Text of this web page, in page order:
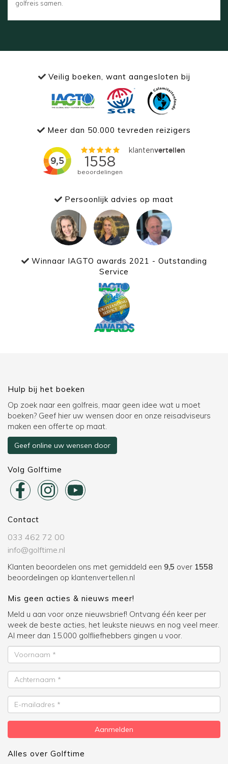
golfreis samen.
Veilig boeken, want aangesloten bij
Meer dan 50.000 tevreden reizigers
Persoonlijk advies op maat
Winnaar IAGTO awards 2021 - Outstanding
Service
Hulp bij het boeken
Op zoek naar een golfreis, maar geen idee wat u moet
boeken? Geef hier uw wensen door en onze reisadviseurs
maken een offerte op maat.
Geef online uw wensen door
Volg Golftime
Contact
033 462 72 00
info@golftime.nl
Klanten beoordelen ons met gemiddeld een 9,5 over 1558
beoordelingen op klantenvertellen.nl
Mis geen acties & nieuws meer!
Meld u aan voor onze nieuwsbrief! Ontvang één keer per
week de beste acties, het leukste nieuws en nog veel meer.
Al meer dan 15.000 golfliefhebbers gingen u voor.
Voornaam
Achternaam
E-
mailadres
Aanmelden
Alles over Golftime